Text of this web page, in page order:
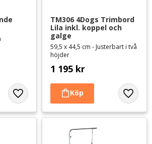
Lägg till i favoriter
TM306 4Dogs Trimbord
Lila inkl. koppel och
galge
59,5 x 44,5 cm - Justerbart i två
höjder
1 195 kr
Lägg